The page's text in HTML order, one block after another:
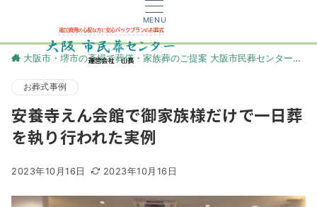
MENU
大阪市・堺市の斎場で葬儀・家族葬のご提案 大阪市民葬センター
お葬式事例
安養寺えん会館で御家族様だけで一日葬
を執り行われた実例
2023年10月16日 2023年10月16日